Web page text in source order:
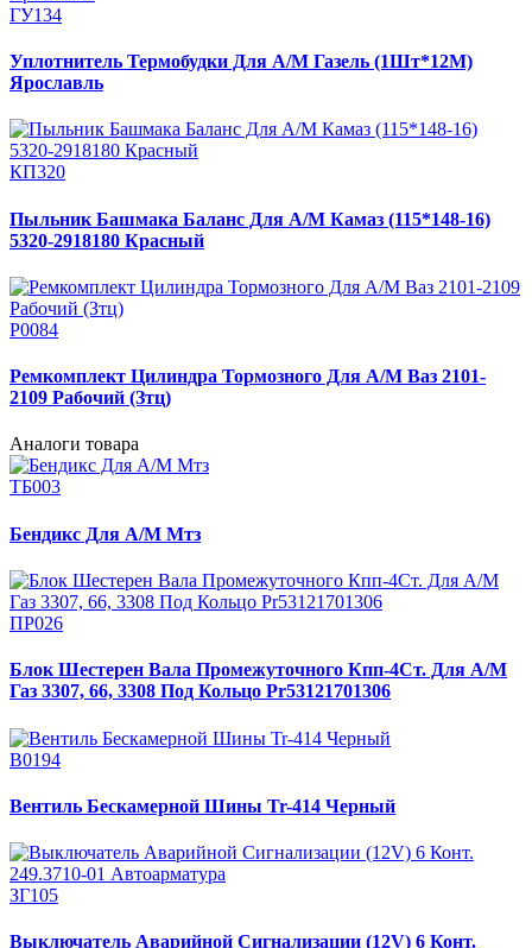
ГУ134
Уплотнитель Термобудки Для А/М Газель (1Шт*12М)
Ярославль
КП320
Пыльник Башмака Баланс Для А/М Камаз (115*148-16)
5320-2918180 Красный
Р0084
Ремкомплект Цилиндра Тормозного Для А/М Ваз 2101-
2109 Рабочий (Зтц)
Аналоги товара
ТБ003
Бендикс Для А/М Мтз
ПР026
Блок Шестерен Вала Промежуточного Кпп-4Ст. Для А/М
Газ 3307, 66, 3308 Под Кольцо Pr53121701306
В0194
Вентиль Бескамерной Шины Tr-414 Черный
ЗГ105
Выключатель Аварийной Сигнализации (12V) 6 Конт.